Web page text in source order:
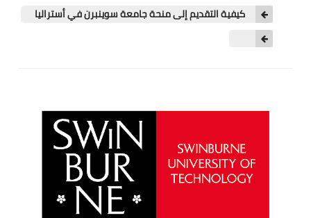
كيفية التقديم إلى منحة جامعة سوينبرن في أستراليا